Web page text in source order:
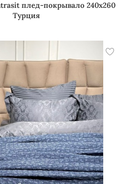
плед-покрывало 240х260
Турция